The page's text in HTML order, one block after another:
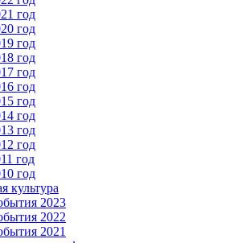
год
год
год
год
год
год
год
год
год
год
год
год
культура
2023
2022
2021